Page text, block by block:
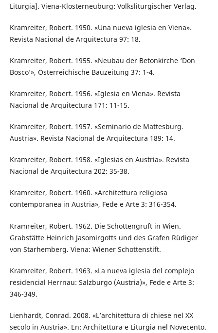
Liturgia]. Viena-Klosterneuburg: Volksliturgischer Verlag.
Kramreiter, Robert. 1950. «Una nueva iglesia en Viena».
Revista Nacional de Arquitectura 97: 18.
Kramreiter, Robert. 1955. «Neubau der Betonkirche ‘Don
Bosco’», Österreichische Bauzeitung 37: 1-4.
Kramreiter, Robert. 1956. «Iglesia en Viena». Revista
Nacional de Arquitectura 171: 11-15.
Kramreiter, Robert. 1957. «Seminario de Mattesburg.
Austria». Revista Nacional de Arquitectura 189: 14.
Kramreiter, Robert. 1958. «Iglesias en Austria». Revista
Nacional de Arquitectura 202: 35-38.
Kramreiter, Robert. 1960. «Architettura religiosa
contemporanea in Austria», Fede e Arte 3: 316-354.
Kramreiter, Robert. 1962. Die Schottengruft in Wien.
Grabstätte Heinrich Jasomirgotts und des Grafen Rüdiger
von Starhemberg. Viena: Wiener Schottenstift.
Kramreiter, Robert. 1963. «La nueva iglesia del complejo
residencial Herrnau: Salzburgo (Austria)», Fede e Arte 3:
346-349.
Lienhardt, Conrad. 2008. «L’architettura di chiese nel XX
secolo in Austria». En: Architettura e Liturgia nel Novecento.